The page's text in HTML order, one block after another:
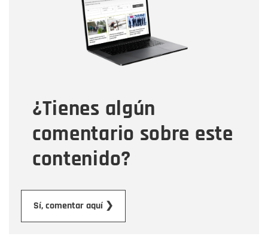
¿Tienes algún
comentario sobre este
contenido?
Sí, comentar aquí ❯
Correo electrónico
Tipo de comentario
Mensaje